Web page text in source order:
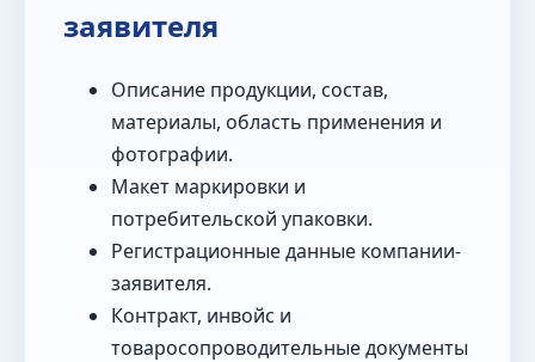
заявителя
Описание продукции, состав,
материалы, область применения и
фотографии.
Макет маркировки и
потребительской упаковки.
Регистрационные данные компании-
заявителя.
Контракт, инвойс и
товаросопроводительные документы